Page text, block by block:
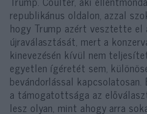
republikánus oldalon, azzal
hogy Trump azért vesztette el
újraválasztását, mert a
kinevezésén kívül nem
egyetlen ígéretét sem,
bevándorlással
a támogatottsága az
lesz olyan, mint ahogy arra